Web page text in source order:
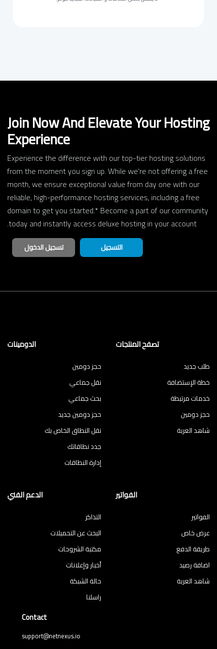
Join Now And Elevate Your Hosting
Experience
Experience the difference with our top-tier hosting solutions
from the moment you sign up. While we're not offering a free
month, we ensure exceptional value from day one with our
reliable, high-performance hosting services, including a free
domain to get you started.* Become a part of our community
today and instantly access deluxe hosting in your account.
التسجيل تسجيل الدخول
تصفح المنتجات
طلب جديد
خطة الإستضافة
خدمات مرتبطة
حجز دومين
شاهد العربة
الدومينات
حجز دومين
نقل جماعي
بحث جماعي
حجز دومين جديد
نقل النطاق الخاص بك
جدد نطاقاتك
إدارة النطاقات
الفواتير
الفواتير
عرض خاص
طريقة الدفع
اضافة رصيد
شاهد العربة
الدعم الفني
التذاكر
البحث عن التحميلات
مكتبة الشروحات
أخبار وإعلانات
حالة الشبكة
راسلنا
Contact
support@netnexus.io